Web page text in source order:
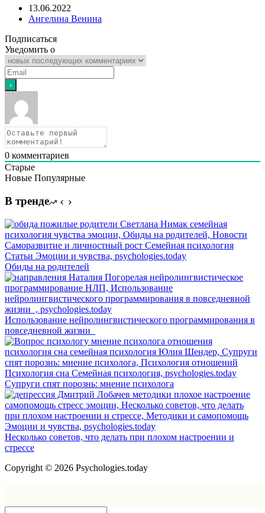
13.06.2022
Ангелина Венина
Подписаться
Уведомить о
0 комментариев
Старые
Новые Популярные
В тренде
Обиды на родителей
Использование нейролингвистического программирования в
повседневной жизни
Супруги спят порознь: мнение психолога
Несколько советов, что делать при плохом настроении и
стрессе
Copyright © 2026 Psychologies.today